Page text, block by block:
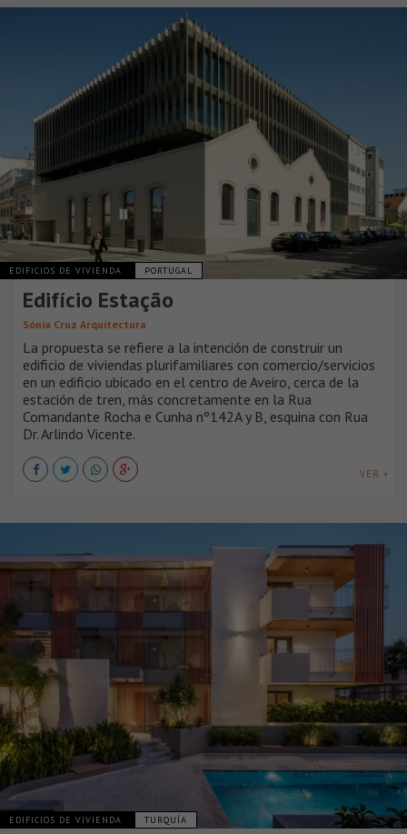
EDIFICIOS DE VIVIENDA PORTUGAL
Edifício Estação
Sónia Cruz Arquitectura
La propuesta se refiere a la intención de construir un
edificio de viviendas plurifamiliares con comercio/servicios
en un edificio ubicado en el centro de Aveiro, cerca de la
estación de tren, más concretamente en la Rua
Comandante Rocha e Cunha nº142A y B, esquina con Rua
Dr. Arlindo Vicente.
VER +
EDIFICIOS DE VIVIENDA TURQUÍA